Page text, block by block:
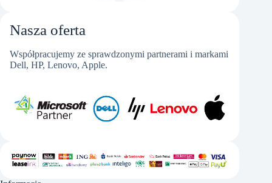
Nasza oferta
Współpracujemy ze sprawdzonymi partnerami i markami
Dell, HP, Lenovo, Apple.